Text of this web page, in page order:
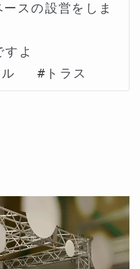
スの設営をしま
よ️